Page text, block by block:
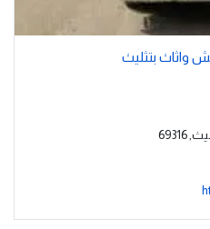
واثاث بتثليث